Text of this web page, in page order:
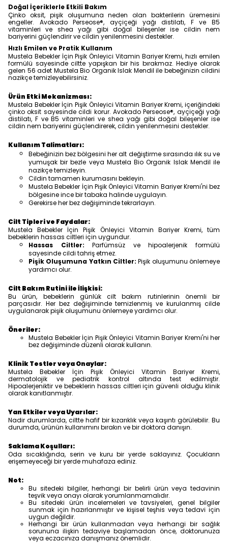
Doğal İçeriklerle Etkili Bakım
Çinko oksit, pişik oluşumuna neden olan bakterilerin üremesini
engeller. Avokado Perseose®, ayçiçeği yağı distilatı, F ve B5
vitaminleri ve shea yağı gibi doğal bileşenler ise cildin nem
bariyerini güçlendirir ve cildin yenilenmesini destekler.
Hızlı Emilen ve Pratik Kullanım
Mustela Bebekler İçin Pişik Önleyici Vitamin Bariyer Kremi, hızlı emilen
formülü sayesinde ciltte yapışkan bir his bırakmaz. Hediye olarak
gelen 56 adet Mustela Bio Organik Islak Mendil ile bebeğinizin cildini
nazikçe temizleyebilirsiniz.
Ürün Etki Mekanizması:
Mustela Bebekler İçin Pişik Önleyici Vitamin Bariyer Kremi, içeriğindeki
çinko oksit sayesinde cildi korur. Avokado Perseose®, ayçiçeği yağı
distilatı, F ve B5 vitaminleri ve shea yağı gibi doğal bileşenler ise
cildin nem bariyerini güçlendirerek, cildin yenilenmesini destekler.
Kullanım Talimatları:
Bebeğinizin bez bölgesini her alt değiştirme sırasında ılık su ve
yumuşak bir bezle veya Mustela Bio Organik Islak Mendil ile
nazikçe temizleyin.
Cildin tamamen kurumasını bekleyin.
Mustela Bebekler İçin Pişik Önleyici Vitamin Bariyer Kremi'ni bez
bölgesine ince bir tabaka halinde uygulayın.
Gerekirse her bez değişiminde tekrarlayın.
Cilt Tipleri ve Faydalar:
Mustela Bebekler İçin Pişik Önleyici Vitamin Bariyer Kremi, tüm
bebeklerin hassas ciltleri için uygundur.
Hassas Ciltler: Parfümsüz ve hipoalerjenik formülü
sayesinde cildi tahriş etmez.
Pişik Oluşumuna Yatkın Ciltler: Pişik oluşumunu önlemeye
yardımcı olur.
Cilt Bakım Rutini ile İlişkisi:
Bu ürün, bebeklerin günlük cilt bakım rutinlerinin önemli bir
parçasıdır. Her bez değişiminde temizlenmiş ve kurulanmış cilde
uygulanarak pişik oluşumunu önlemeye yardımcı olur.
Öneriler:
Mustela Bebekler İçin Pişik Önleyici Vitamin Bariyer Kremi'ni her
bez değişiminde düzenli olarak kullanın.
Klinik Testler veya Onaylar:
Mustela Bebekler İçin Pişik Önleyici Vitamin Bariyer Kremi,
dermatolojik ve pediatrik kontrol altında test edilmiştir.
Hipoalerjeniktir ve bebeklerin hassas ciltleri için güvenli olduğu klinik
olarak kanıtlanmıştır.
Yan Etkiler veya Uyarılar:
Nadir durumlarda, ciltte hafif bir kızarıklık veya kaşıntı görülebilir. Bu
durumda, ürünün kullanımını bırakın ve bir doktora danışın.
Saklama Koşulları:
Oda sıcaklığında, serin ve kuru bir yerde saklayınız. Çocukların
erişemeyeceği bir yerde muhafaza ediniz.
Not:
Bu sitedeki bilgiler, herhangi bir belirli ürün veya tedavinin
teşvik veya onayı olarak yorumlanmamalıdır.
Bu sitedeki ürün incelemeleri ve tavsiyeleri, genel bilgiler
sunmak için hazırlanmıştır ve kişisel teşhis veya tedavi için
uygun değildir.
Herhangi bir ürün kullanmadan veya herhangi bir sağlık
sorununa ilişkin tedaviye başlamadan önce, doktorunuza
veya eczacınıza danışmanız önemlidir.